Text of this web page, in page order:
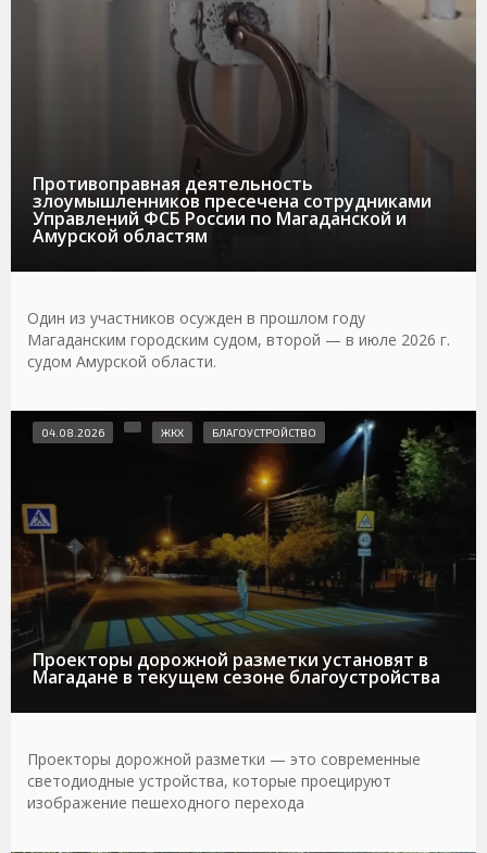
Противоправная деятельность
злоумышленников пресечена сотрудниками
Управлений ФСБ России по Магаданской и
Амурской областям
Один из участников осужден в прошлом году
Магаданским городским судом, второй — в июле 2026 г.
судом Амурской области.
Проекторы дорожной разметки установят в
Магадане в текущем сезоне благоустройства
04.08.2026 ЖКХ БЛАГОУСТРОЙСТВО
Проекторы дорожной разметки — это современные
светодиодные устройства, которые проецируют
изображение пешеходного перехода